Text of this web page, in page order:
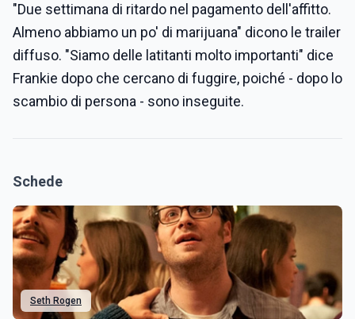
"Due settimana di ritardo nel pagamento dell'affitto.
Almeno abbiamo un po' di marijuana" dicono le trailer
diffuso. "Siamo delle latitanti molto importanti" dice
Frankie dopo che cercano di fuggire, poiché - dopo lo
scambio di persona - sono inseguite.
Schede
Seth Rogen